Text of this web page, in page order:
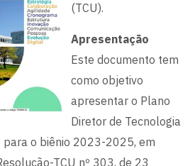
(TCU).
Apresentação
Este documento tem
como objetivo
apresentar o Plano
Diretor de Tecnologia
o biênio 2023-2025, em
TCU nº 303, de 23